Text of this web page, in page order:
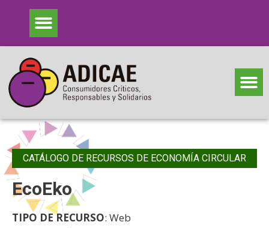
CATÁLOGO DE RECURSOS DE ECONOMÍA CIRCULAR
EcoEko
TIPO DE RECURSO: Web